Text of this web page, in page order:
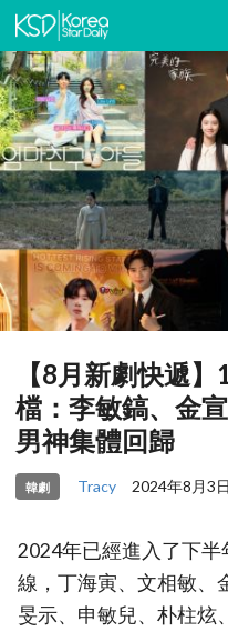
【8月新劇快遞
檔：李敏鎬、金
男神集體回歸
韓劇 Tracy 2024年8月3
2024年已經進入了下
線，丁海寅、文相敏、
旻示、申敏兒、朴柱炫